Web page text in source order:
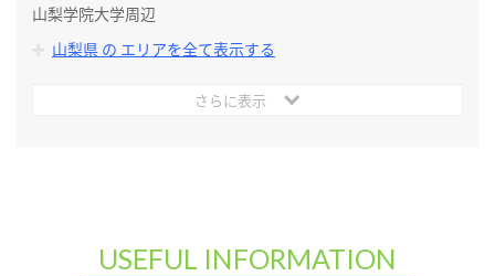
山梨学院大学周辺
山梨県 の エリアを全て表示する
さらに表示
USEFUL INFORMATION